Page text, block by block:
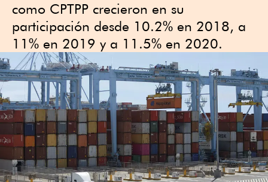
como CPTPP crecieron en su
participación desde 10.2% en 2018, a
11% en 2019 y a 11.5% en 2020.